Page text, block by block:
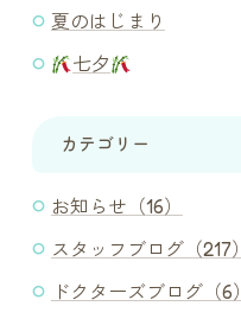
夏のはじまり
七夕
カテゴリー
お知らせ（16）
スタッフブログ（217）
ドクターズブログ（6）